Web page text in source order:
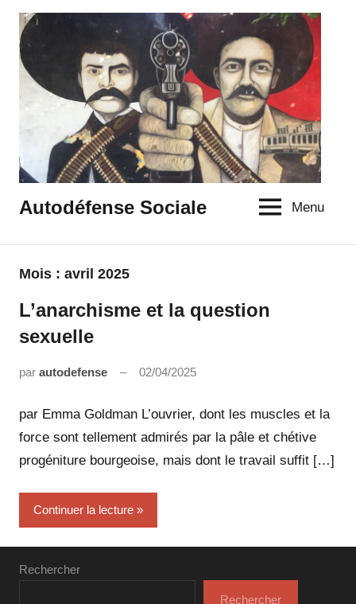
Aller
contenu
Autodéfense Sociale Menu
Mois : avril 2025
IDEES
L’anarchisme et la question
sexuelle
par autodefense 02/04/2025
par Emma Goldman L’ouvrier, dont les muscles et la
force sont tellement admirés par la pâle et chétive
progéniture bourgeoise, mais dont le travail suffit […]
Continuer la lecture
Rechercher
Rechercher